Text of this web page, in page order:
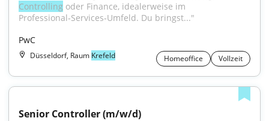
Controlling oder Finance, idealerweise im
Professional‑Services‑Umfeld. Du bringst..."
PwC
Düsseldorf, Raum Krefeld Homeoffice Vollzeit
Senior Controller (m/w/d)